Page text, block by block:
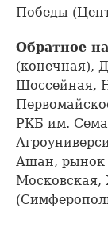
Победы
Обратное
(конечная),
Шоссейная,
РКБ им.
Ашан, рынок